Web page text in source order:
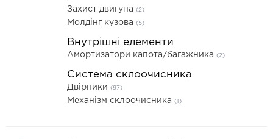
Захист двигуна (2)
Молдінг кузова (5)
Внутрішні елементи
Амортизатори капота/багажника (2)
Система склоочисника
Двірники (97)
Механізм склоочисника (1)